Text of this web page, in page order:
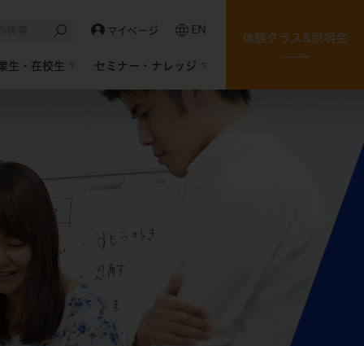
マイページ EN
生・在校生 セミナー・ナレッジ
体験クラス&説明会